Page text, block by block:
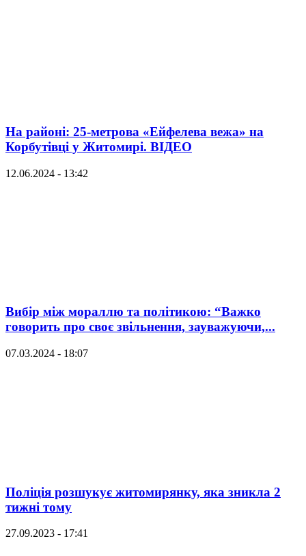
На районі: 25-метрова «Ейфелева вежа» на
Корбутівці у Житомирі. ВІДЕО
12.06.2024 - 13:42
Вибір між мораллю та політикою: “Важко
говорить про своє звільнення, зауважуючи,...
07.03.2024 - 18:07
Поліція розшукує житомирянку, яка зникла 2
тижні тому
27.09.2023 - 17:41